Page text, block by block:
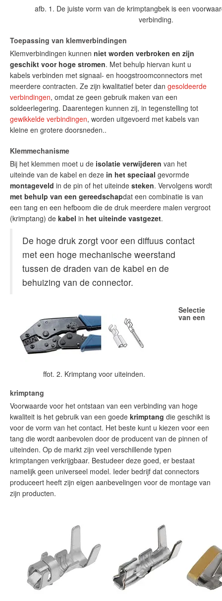
afb. 1. De juiste vorm van de krimptangbek is een
verbinding.
Toepassing van klemverbindingen
Klemverbindingen kunnen niet worden verbroken en zijn
geschikt voor hoge stromen. Met behulp hiervan kunt u
kabels verbinden met signaal- en hoogstroomconnectors met
meerdere contracten. Ze zijn kwalitatief beter dan gesoldeerde
verbindingen, omdat ze geen gebruik maken van een
soldeerlegering. Daarentegen kunnen zij, in tegenstelling tot
gewikkelde verbindingen, worden uitgevoerd met kabels van
kleine en grotere doorsneden..
Klemmechanisme
Bij het klemmen moet u de isolatie verwijderen van het
uiteinde van de kabel en deze in het speciaal gevormde
montageveld in de pin of het uiteinde steken. Vervolgens wordt
met behulp van een gereedschapdat een combinatie is van
een tang en een hefboom die de druk meerdere malen vergroot
(krimptang) de kabel in het uiteinde vastgezet.
De hoge druk zorgt voor een diffuus contact
met een hoge mechanische weerstand
tussen de draden van de kabel en de
behuizing van de connector.
ffot. 2. Krimptang voor uiteinden.
Selectie
van een
krimptang
Voorwaarde voor het ontstaan van een verbinding van hoge
kwaliteit is het gebruik van een goede krimptang die geschikt is
voor de vorm van het contact. Het beste kunt u kiezen voor een
tang die wordt aanbevolen door de producent van de pinnen of
uiteinden. Op de markt zijn veel verschillende typen
krimptangen verkrijgbaar. Bestudeer deze goed, er bestaat
namelijk geen universeel model. Ieder bedrijf dat connectors
produceert heeft zijn eigen aanbevelingen voor de montage van
zijn producten.